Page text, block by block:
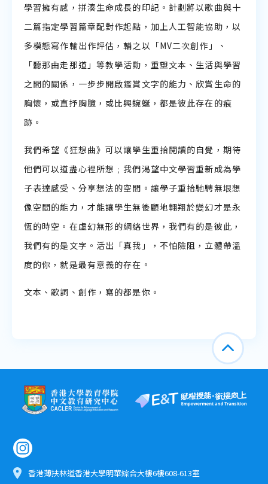
學習擁有感，拼湊生命成長的印記。計劃將以歌曲與十
二篇指定學習篇章配對作起點，加上人工智能協助，以
多模態寫作輸出作評估，輔之以「MV二次創作」、
「聽那曲走那道」等教學活動，重塑文本、生活與學習
之間的關係，一步步開啟鑑賞文字的能力、欣賞生命的
胸懷，或直抒胸臆，或比興蜿蜒，都是彼此存在的痕
跡。
我們希望《狂想曲》可以讓學生重拾閱讀的自覺，期待
他們可以道盡心裡所想﹔我們渴望中文學習重新成為學
子表達感受、分享想法的空間。讓學子重拾馳騁無垠想
像空間的能力，才能讓學生無後顧地翱翔於變幻才是永
恆的時空。在虛幻無形的網絡世界，我們有的是彼此，
我們有的是文字。活出「真我」，不怕險阻，立體帶溫
度的你，就是最有意義的存在。
文本、歌詞、創作，寫的都是你。
香港薄扶林道香港大學明華綜合大樓6樓608-613室